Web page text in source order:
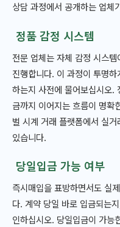
상담 과정에서 공개하는 업체
정품 감정 시스템
전문 업체는 자체 감정 시스
진행합니다. 이 과정이 투명
하는지 사전에 물어보십시오.
금까지 이어지는 흐름이 명확
벌 시계 거래 플랫폼에서 실
있습니다.
당일입금 가능 여부
즉시매입을 표방하면서도 실
다. 계약 당일 바로 입금되는
인하십시오. 당일입금이 가능